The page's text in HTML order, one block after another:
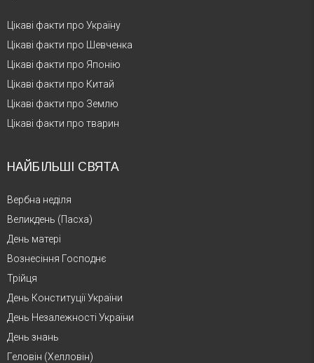
Цікаві факти про Україну
Цікаві факти про Шевченка
Цікаві факти про Японію
Цікаві факти про Китай
Цікаві факти про Землю
Цікаві факти про тварин
НАЙБІЛЬШІ СВЯТА
Вербна неділя
Великдень (Пасха)
День матері
Вознесіння Господнє
Трійця
День Конституції України
День Незалежності України
День знань
Геловін (Хелловін)